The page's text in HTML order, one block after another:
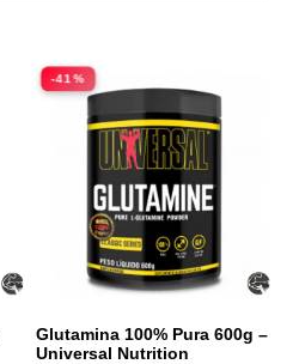
-41%
Glutamina 100% Pura 600g –
Universal Nutrition